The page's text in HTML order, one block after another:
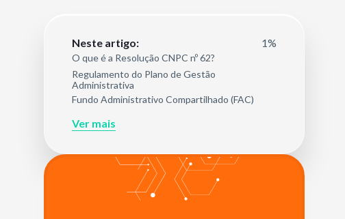
Neste artigo: 1%
O que é a Resolução CNPC nº 62?
Regulamento do Plano de Gestão
Administrativa
Fundo Administrativo Compartilhado (FAC)
Ver mais